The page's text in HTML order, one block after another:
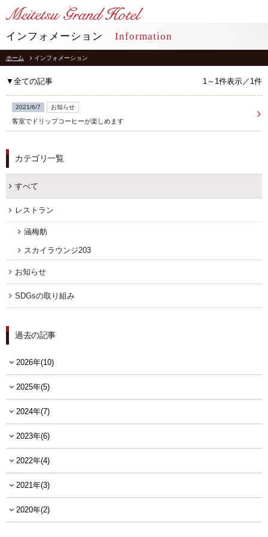
LANGUAGE
TOP トップ
STAY 宿泊
RESTAURANT レストラン
インフォメーション
アクセス
よくあるご質問
お問合せ
お取引様用通報窓口
FOLLOW US
レストラン予約
インフォメーション Information
ホーム インフォメーション
▼全ての記事 1～1件表示／1件
2021/6/7 お知らせ
客室でドリップコーヒーが楽しめます
カテゴリ一覧
すべて
レストラン
涵梅舫
スカイラウンジ203
お知らせ
SDGsの取り組み
過去の記事
2026年(10)
2025年(5)
2024年(7)
2023年(6)
2022年(4)
2021年(3)
2020年(2)